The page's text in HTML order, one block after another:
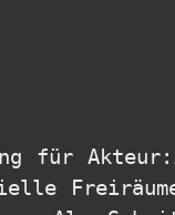
für